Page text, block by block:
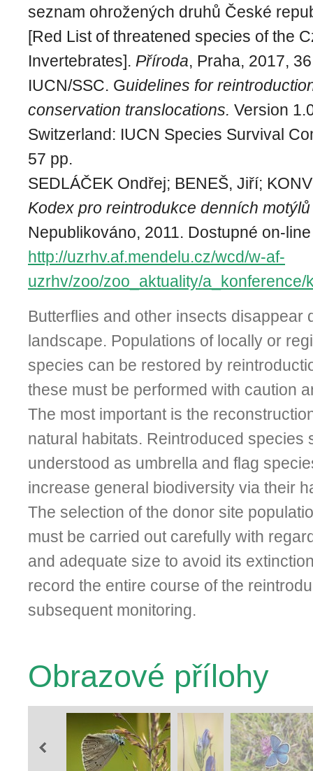
seznam ohrožených druhů České
[Red List of threatened species of the
Invertebrates]. Příroda, Praha, 2017,
IUCN/SSC. Guidelines for
conservation translocations. Version
Switzerland: IUCN Species Survival
57 pp.
SEDLÁČEK Ondřej; BENEŠ, Jiří;
Kodex pro reintrodukce denních
Nepublikováno, 2011. Dostupné on-line
http://uzrhv.af.mendelu.cz/wcd/w-af-
uzrhv/zoo/zoo_aktuality/
Butterflies and other insects disappear
landscape. Populations of locally or
species can be restored by
these must be performed with caution
The most important is the
natural habitats. Reintroduced species
understood as umbrella and flag
increase general biodiversity via their
The selection of the donor site
must be carried out carefully with
and adequate size to avoid its
record the entire course of the
subsequent monitoring.
Obrazové přílohy